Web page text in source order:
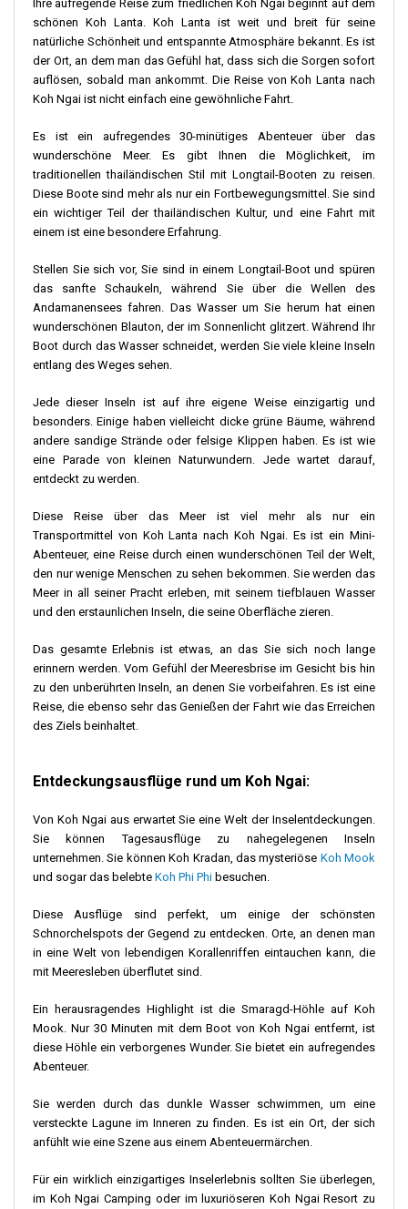
Ihre aufregende Reise zum friedlichen Koh Ngai beginnt auf dem
schönen Koh Lanta. Koh Lanta ist weit und breit für seine
natürliche Schönheit und entspannte Atmosphäre bekannt. Es ist
der Ort, an dem man das Gefühl hat, dass sich die Sorgen sofort
auflösen, sobald man ankommt. Die Reise von Koh Lanta nach
Koh Ngai ist nicht einfach eine gewöhnliche Fahrt.
Es ist ein aufregendes 30-minütiges Abenteuer über das
wunderschöne Meer. Es gibt Ihnen die Möglichkeit, im
traditionellen thailändischen Stil mit Longtail-Booten zu reisen.
Diese Boote sind mehr als nur ein Fortbewegungsmittel. Sie sind
ein wichtiger Teil der thailändischen Kultur, und eine Fahrt mit
einem ist eine besondere Erfahrung.
Stellen Sie sich vor, Sie sind in einem Longtail-Boot und spüren
das sanfte Schaukeln, während Sie über die Wellen des
Andamanensees fahren. Das Wasser um Sie herum hat einen
wunderschönen Blauton, der im Sonnenlicht glitzert. Während Ihr
Boot durch das Wasser schneidet, werden Sie viele kleine Inseln
entlang des Weges sehen.
Jede dieser Inseln ist auf ihre eigene Weise einzigartig und
besonders. Einige haben vielleicht dicke grüne Bäume, während
andere sandige Strände oder felsige Klippen haben. Es ist wie
eine Parade von kleinen Naturwundern. Jede wartet darauf,
entdeckt zu werden.
Diese Reise über das Meer ist viel mehr als nur ein
Transportmittel von Koh Lanta nach Koh Ngai. Es ist ein Mini-
Abenteuer, eine Reise durch einen wunderschönen Teil der Welt,
den nur wenige Menschen zu sehen bekommen. Sie werden das
Meer in all seiner Pracht erleben, mit seinem tiefblauen Wasser
und den erstaunlichen Inseln, die seine Oberfläche zieren.
Das gesamte Erlebnis ist etwas, an das Sie sich noch lange
erinnern werden. Vom Gefühl der Meeresbrise im Gesicht bis hin
zu den unberührten Inseln, an denen Sie vorbeifahren. Es ist eine
Reise, die ebenso sehr das Genießen der Fahrt wie das Erreichen
des Ziels beinhaltet.
Entdeckungsausflüge rund um Koh Ngai:
Von Koh Ngai aus erwartet Sie eine Welt der Inselentdeckungen.
Sie können Tagesausflüge zu nahegelegenen Inseln
unternehmen. Sie können Koh Kradan, das mysteriöse Koh Mook
und sogar das belebte Koh Phi Phi besuchen.
Diese Ausflüge sind perfekt, um einige der schönsten
Schnorchelspots der Gegend zu entdecken. Orte, an denen man
in eine Welt von lebendigen Korallenriffen eintauchen kann, die
mit Meeresleben überflutet sind.
Ein herausragendes Highlight ist die Smaragd-Höhle auf Koh
Mook. Nur 30 Minuten mit dem Boot von Koh Ngai entfernt, ist
diese Höhle ein verborgenes Wunder. Sie bietet ein aufregendes
Abenteuer.
Sie werden durch das dunkle Wasser schwimmen, um eine
versteckte Lagune im Inneren zu finden. Es ist ein Ort, der sich
anfühlt wie eine Szene aus einem Abenteuermärchen.
Für ein wirklich einzigartiges Inselerlebnis sollten Sie überlegen,
im Koh Ngai Camping oder im luxuriöseren Koh Ngai Resort zu